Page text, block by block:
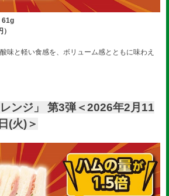
61g
味と軽い食感を、ボリューム感とともに味わえ
ンジ」 第3弾＜2026年2月11
(火)＞